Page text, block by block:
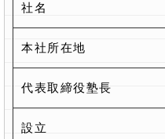
社名
本社所在地
代表取締役塾長
設立